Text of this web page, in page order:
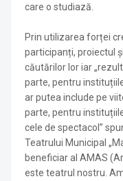
care o studiază.
Prin utilizarea forței
participanți, proiectul
căutărilor lor iar
parte, pentru
ar putea include pe
parte, pentru
cele de spectacol”
Teatrului Municipal
beneficiar al AMAS
este teatrul nostru.